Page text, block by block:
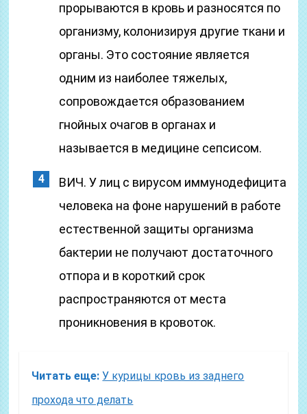
прорываются в кровь и разносятся по
организму, колонизируя другие ткани и
органы. Это состояние является
одним из наиболее тяжелых,
сопровождается образованием
гнойных очагов в органах и
называется в медицине сепсисом.
ВИЧ. У лиц с вирусом иммунодефицита
человека на фоне нарушений в работе
естественной защиты организма
бактерии не получают достаточного
отпора и в короткий срок
распространяются от места
проникновения в кровоток.
Читать еще: У курицы кровь из заднего
прохода что делать